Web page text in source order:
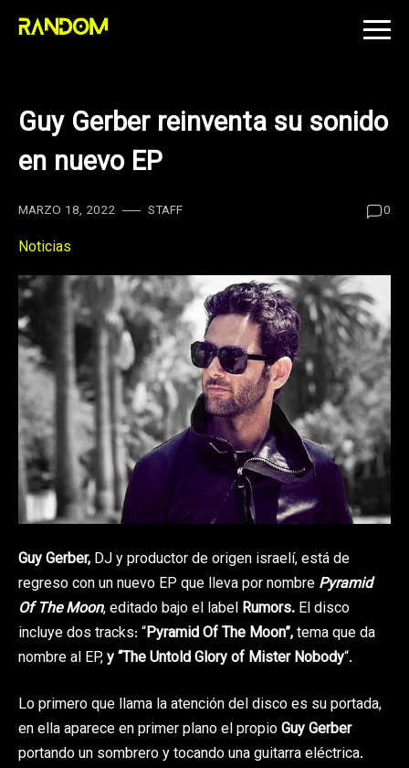
Skip
Guy Gerber reinventa su sonido
en nuevo EP
MARZO 18, 2022 STAFF 0
Noticias
Guy Gerber, DJ y productor de origen israelí, está de
regreso con un nuevo EP que lleva por nombre Pyramid
Of The Moon, editado bajo el label Rumors. El disco
incluye dos tracks: “Pyramid Of The Moon”,tema que da
nombre al EP,y “The Untold Glory of Mister Nobody“.
Lo primero que llama la atención del disco es su portada,
en ella aparece en primer plano el propioGuy Gerber
portando un sombrero y tocando una guitarra eléctrica.